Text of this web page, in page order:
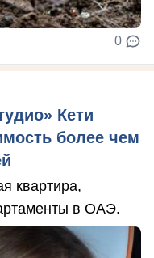
0
Кети
более чем
квартира,
в ОАЭ.